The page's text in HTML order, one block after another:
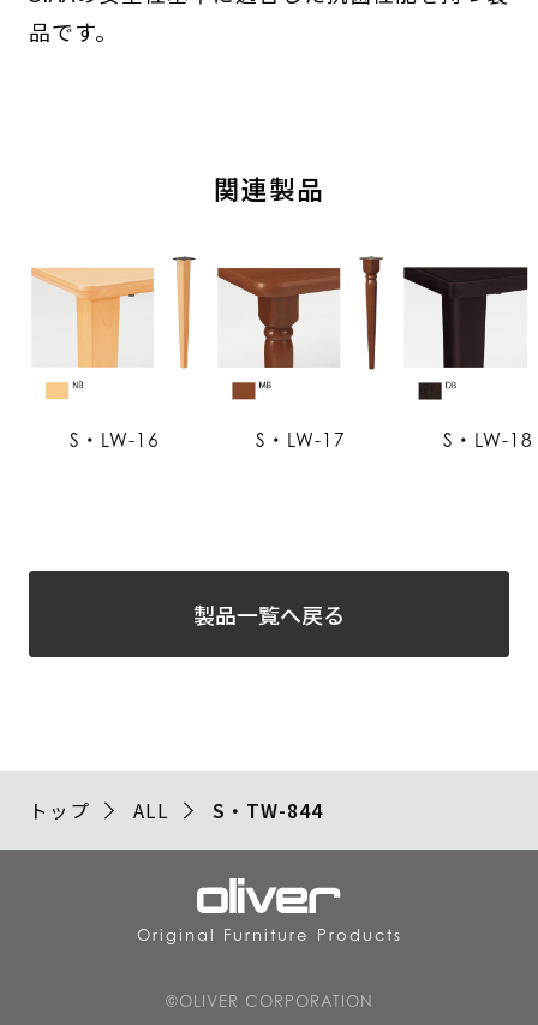
品です。
関連製品
S・LW-16 S・LW-17 S・LW-18
製品一覧へ戻る
トップ ALL S・TW-844
Original Furniture Products
©OLIVER CORPORATION